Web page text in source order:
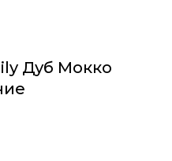
Дуб Мокко